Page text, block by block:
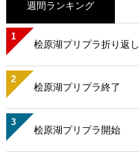
週間ランキング
1
桧原湖プリプラ折り返し
2
桧原湖プリプラ終了
3
桧原湖プリプラ開始